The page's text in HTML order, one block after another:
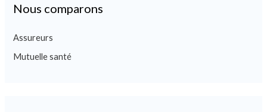
Nous comparons
Assureurs
Mutuelle santé